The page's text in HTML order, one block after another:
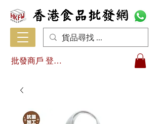
批發商戶 登入/註冊